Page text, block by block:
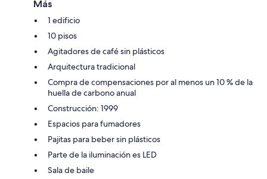
Más
1 edificio
10 pisos
Agitadores de café sin plásticos
Arquitectura tradicional
Compra de compensaciones por al menos un 10 % de la
huella de carbono anual
Construcción: 1999
Espacios para fumadores
Pajitas para beber sin plásticos
Parte de la iluminación es LED
Sala de baile